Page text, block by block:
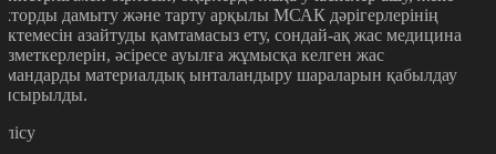
дамыту және тарту арқылы МСАК дәрігерлерінің
азайтуды қамтамасыз ету, сондай-ақ жас медицина
әсіресе ауылға жұмысқа келген жас
материалдық ынталандыру шараларын қабылдау